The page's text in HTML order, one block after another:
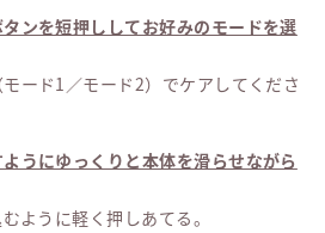
ンを短押ししてお好みのモードを選
ード1／モード2）でケアしてくださ
うにゆっくりと本体を滑らせながら
ように軽く押しあてる。